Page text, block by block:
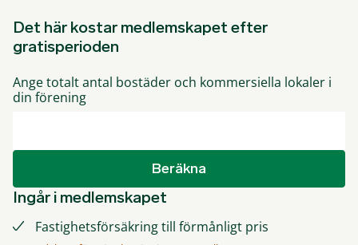
Det här kostar medlemskapet efter
gratisperioden
Ange totalt antal bostäder och kommersiella lokaler i
din förening
Beräkna
Ingår i medlemskapet
Fastighetsförsäkring till förmånligt pris